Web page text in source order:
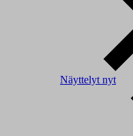
Näyttelyt nyt